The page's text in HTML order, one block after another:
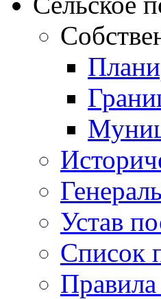
Устав
Список
Правила